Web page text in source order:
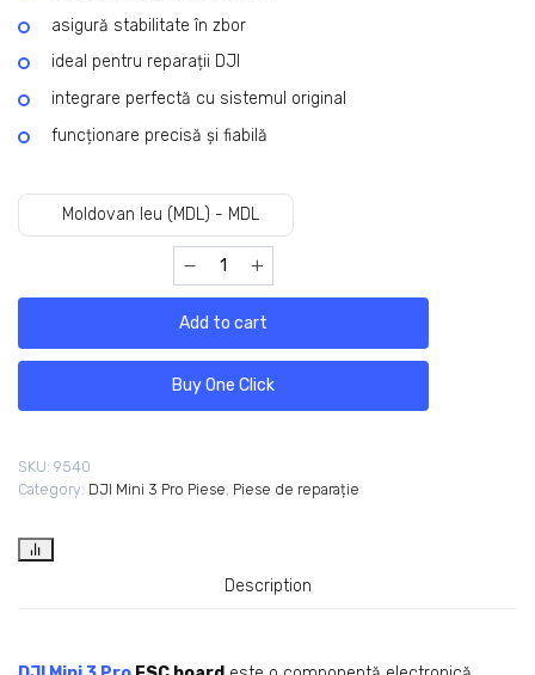
asigură stabilitate în zbor
ideal pentru reparații DJI
integrare perfectă cu sistemul original
funcționare precisă și fiabilă
Moldovan leu (MDL) - MDL
Add to cart
Buy One Click
SKU: 9540
Category: DJI Mini 3 Pro Piese Piese de reparație
Description